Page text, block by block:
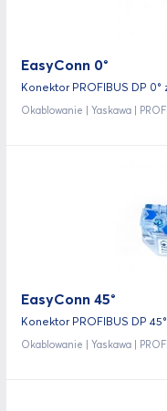
EasyConn 0°
Konektor PROFIBUS DP
Okablowanie | Yaskawa |
EasyConn 45°
Konektor PROFIBUS DP
Okablowanie | Yaskawa |